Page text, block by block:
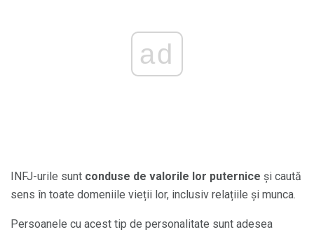
ad
INFJ-urile sunt conduse de valorile lor puternice și caută
sens în toate domeniile vieții lor, inclusiv relațiile și munca.
Persoanele cu acest tip de personalitate sunt adesea